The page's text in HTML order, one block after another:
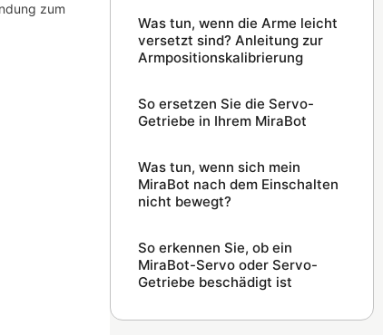
zum
Was tun, wenn die Arme leicht
versetzt sind? Anleitung zur
Armpositionskalibrierung
So ersetzen Sie die Servo-
Getriebe in Ihrem MiraBot
Was tun, wenn sich mein
MiraBot nach dem Einschalten
nicht bewegt?
So erkennen Sie, ob ein
MiraBot-Servo oder Servo-
Getriebe beschädigt ist